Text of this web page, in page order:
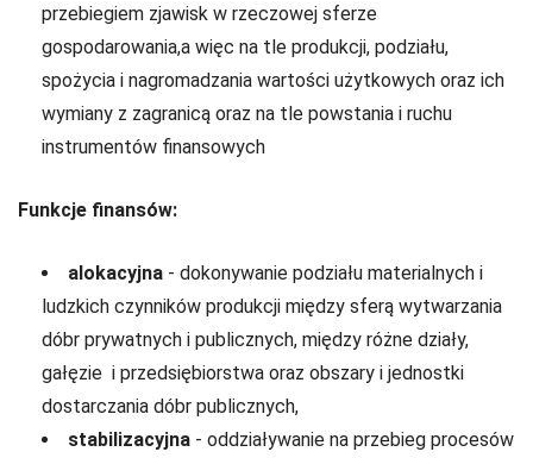
przebiegiem zjawisk w rzeczowej sferze
gospodarowania,a więc na tle produkcji, podziału,
spożycia i nagromadzania wartości użytkowych oraz ich
wymiany z zagranicą oraz na tle powstania i ruchu
instrumentów finansowych
Funkcje finansów:
alokacyjna - dokonywanie podziału materialnych i
ludzkich czynników produkcji między sferą wytwarzania
dóbr prywatnych i publicznych, między różne działy,
gałęzie i przedsiębiorstwa oraz obszary i jednostki
dostarczania dóbr publicznych,
stabilizacyjna - oddziaływanie na przebieg procesów